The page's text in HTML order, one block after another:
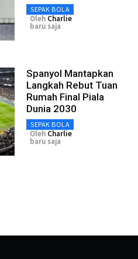
SEPAK BOLA
Oleh Charlie
baru saja
Spanyol Mantapkan
Langkah Rebut Tuan
Rumah Final Piala
Dunia 2030
SEPAK BOLA
Oleh Charlie
baru saja